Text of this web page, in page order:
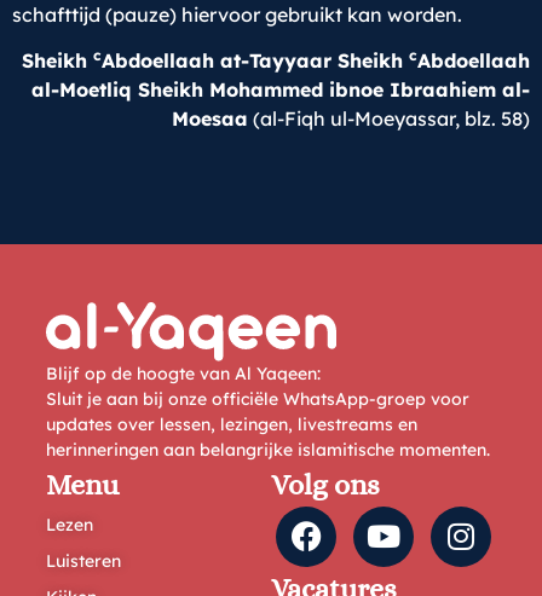
schafttijd (pauze) hiervoor gebruikt kan worden.
Sheikh cAbdoellaah at-Tayyaar Sheikh cAbdoellaah
al-Moetliq Sheikh Mohammed ibnoe Ibraahiem al-
Moesaa (al-Fiqh ul-Moeyassar, blz. 58)
Blijf op de hoogte van Al Yaqeen:
Sluit je aan bij onze officiële WhatsApp-groep voor
updates over lessen, lezingen, livestreams en
herinneringen aan belangrijke islamitische momenten.
Menu
Lezen
Luisteren
Volg ons
Vacatures